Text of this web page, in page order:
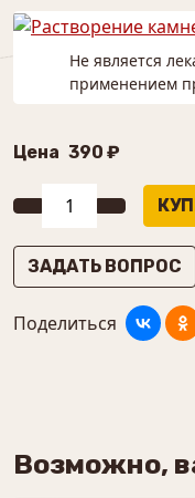
Не является
применением
Цена 390 ₽
ЗАДАТЬ ВОПРОС
Поделиться
Возможно,